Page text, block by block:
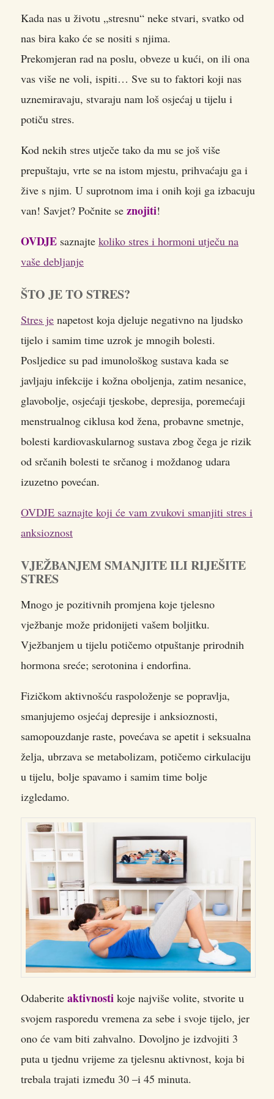
Kada nas u životu „stresnu“ neke stvari, svatko od
nas bira kako će se nositi s njima.
Prekomjeran rad na poslu, obveze u kući, on ili ona
vas više ne voli, ispiti… Sve su to faktori koji nas
uznemiravaju, stvaraju nam loš osjećaj u tijelu i
potiču stres.
Kod nekih stres utječe tako da mu se još više
prepuštaju, vrte se na istom mjestu, prihvaćaju ga i
žive s njim. U suprotnom ima i onih koji ga izbacuju
van! Savjet? Počnite se znojiti!
OVDJE saznajte koliko stres i hormoni utječu na
vaše debljanje
ŠTO JE TO STRES?
Stres je napetost koja djeluje negativno na ljudsko
tijelo i samim time uzrok je mnogih bolesti.
Posljedice su pad imunološkog sustava kada se
javljaju infekcije i kožna oboljenja, zatim nesanice,
glavobolje, osjećaji tjeskobe, depresija, poremećaji
menstrualnog ciklusa kod žena, probavne smetnje,
bolesti kardiovaskularnog sustava zbog čega je rizik
od srčanih bolesti te srčanog i moždanog udara
izuzetno povećan.
OVDJE saznajte koji će vam zvukovi smanjiti stres i
anksioznost
VJEŽBANJEM SMANJITE ILI RIJEŠITE
STRES
Mnogo je pozitivnih promjena koje tjelesno
vježbanje može pridonijeti vašem boljitku.
Vježbanjem u tijelu potičemo otpuštanje prirodnih
hormona sreće; serotonina i endorfina.
Fizičkom aktivnošću raspoloženje se popravlja,
smanjujemo osjećaj depresije i anksioznosti,
samopouzdanje raste, povećava se apetit i seksualna
želja, ubrzava se metabolizam, potičemo cirkulaciju
u tijelu, bolje spavamo i samim time bolje
izgledamo.
Odaberite aktivnosti koje najviše volite, stvorite u
svojem rasporedu vremena za sebe i svoje tijelo, jer
ono će vam biti zahvalno. Dovoljno je izdvojiti 3
puta u tjednu vrijeme za tjelesnu aktivnost, koja bi
trebala trajati između 30 –i 45 minuta.